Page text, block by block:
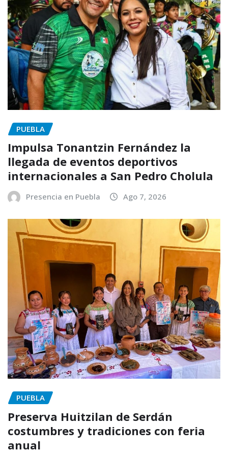
PUEBLA
Impulsa Tonantzin Fernández la
llegada de eventos deportivos
internacionales a San Pedro Cholula
Presencia en Puebla Ago 7, 2026
PUEBLA
Preserva Huitzilan de Serdán
costumbres y tradiciones con feria
anual